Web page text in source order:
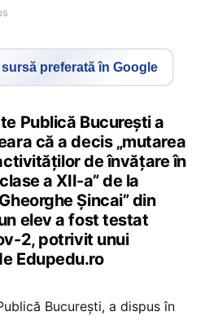
preferată în Google
Publică București a
că a decis „mutarea
de învățare în
a XII-a” de la
Șincai” din
elev a fost testat
2, potrivit unui
Edupedu.ro
București, a dispus în